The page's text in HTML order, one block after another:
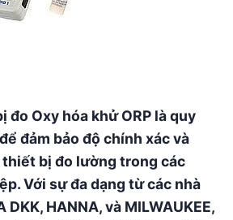
đo Oxy hóa khử ORP là quy
đảm bảo độ chính xác và
thiết bị đo lường trong các
Với sự đa dạng từ các nhà
HANNA, và MILWAUKEE,